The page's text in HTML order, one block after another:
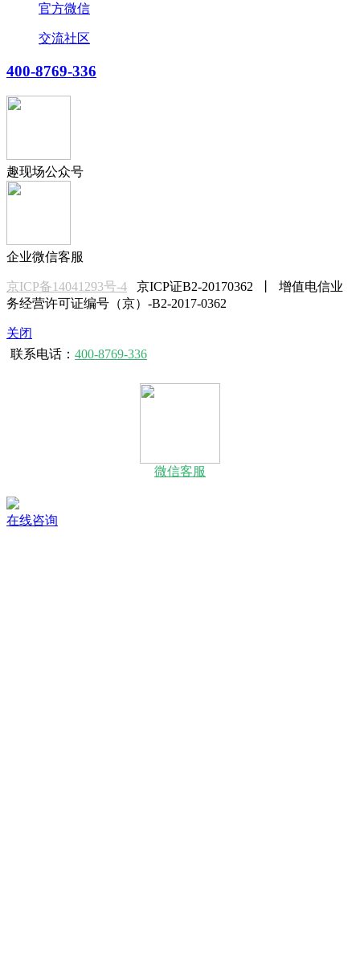
官方微信
交流社区
400-8769-336
趣现场公众号
企业微信客服
京ICP备14041293号-4 京ICP证B2-20170362 丨 增值电信业
务经营许可证编号（京）-B2-2017-0362
关闭
联系电话： 400-8769-336
微信客服
在线咨询